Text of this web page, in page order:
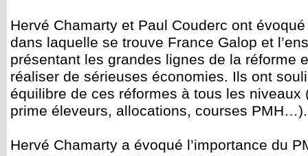
Hervé Chamarty et Paul Couderc ont
dans laquelle se trouve France Galop et
présentant les grandes lignes de la réforme
réaliser de sérieuses économies. Ils ont
équilibre de ces réformes à tous les niveaux
prime éleveurs, allocations, courses PMH…).
Hervé Chamarty a évoqué l’importance du